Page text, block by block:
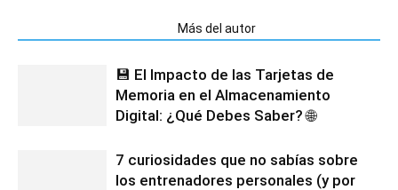
Más del autor
💾 El Impacto de las Tarjetas de
Memoria en el Almacenamiento
Digital: ¿Qué Debes Saber? 🌐
7 curiosidades que no sabías sobre
los entrenadores personales (y por